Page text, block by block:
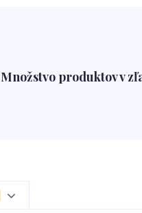
Množstvo produktov v